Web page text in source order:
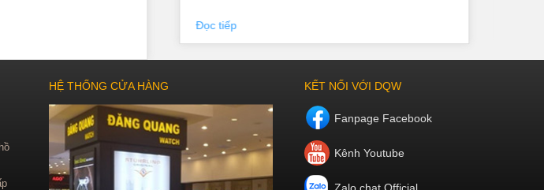
Đọc tiếp
HỆ THỐNG CỬA HÀNG KẾT NỐI VỚI DQW
Fanpage Facebook
Kênh Youtube